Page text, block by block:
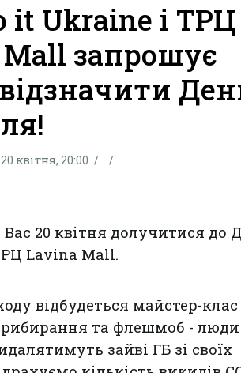
it Ukraine і ТРЦ
запрошує
квітня, 20:00
20 квітня долучитися до
Lavina Mall.
відбудеться майстер-клас
та флешмоб - люди
зайві ГБ зі своїх